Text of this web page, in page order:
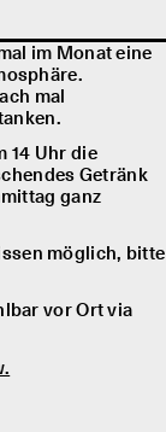
im Monat eine
mal
14 Uhr die
Getränk
ganz
möglich, bitte
vor Ort via